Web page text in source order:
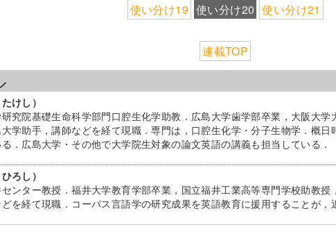
使い分け19 使い分け20 使い分け21
連載TOP
けし）
究院基礎生命科学部門口腔生化学助教．広島大学歯学部卒業，大阪大
学助手，講師などを経て現職．専門は，口腔生化学・分子生物学．概
．広島大学・その他で大学院生対象の論文英語の講義も担当している．
ろし）
ンター教授．福井大学教育学部卒業，国立福井工業高等専門学校助教
を経て現職．コーパス言語学の研究成果を英語教育に援用することが，